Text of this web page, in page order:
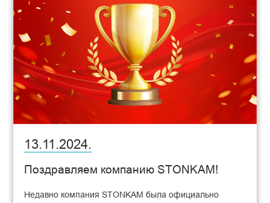
13.11.2024.
Поздравляем компанию STONKAM!
Недавно компания STONKAM была официально